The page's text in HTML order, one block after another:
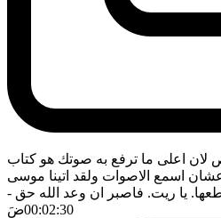
لان اعلى ما ترفع به صوتك هو كتاب
عشان اسمع الاصوات ولقد اتينا موسى
يا ريت. فاصبر ان وعد الله حق -
00:02:30ضَ